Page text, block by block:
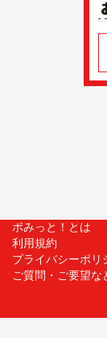
ポみっと！とは
利用規約
プライバシーポリ
ご質問・ご要望